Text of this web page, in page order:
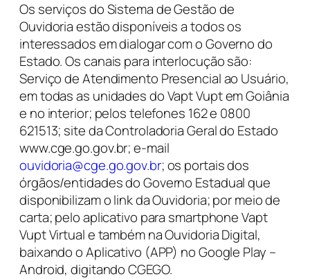
Os serviços do Sistema de Gestão de
Ouvidoria estão disponíveis a todos os
interessados em dialogar com o Governo do
Estado. Os canais para interlocução são:
Serviço de Atendimento Presencial ao Usuário,
em todas as unidades do Vapt Vupt em Goiânia
e no interior; pelos telefones 162 e 0800
621513; site da Controladoria Geral do Estado
www.cge.go.gov.br; e-mail
ouvidoria@cge.go.gov.br; os portais dos
órgãos/entidades do Governo Estadual que
disponibilizam o link da Ouvidoria; por meio de
carta; pelo aplicativo para smartphone Vapt
Vupt Virtual e também na Ouvidoria Digital,
baixando o Aplicativo (APP) no Google Play –
Android, digitando CGEGO.